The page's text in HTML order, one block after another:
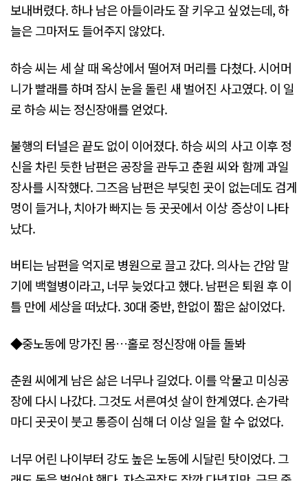
보내버렸다. 하나 남은 아들이라도 잘 키우고 싶었는데, 하
늘은 그마저도 들어주지 않았다.
하승 씨는 세 살 때 옥상에서 떨어져 머리를 다쳤다. 시어머
니가 빨래를 하며 잠시 눈을 돌린 새 벌어진 사고였다. 이 일
로 하승 씨는 정신장애를 얻었다.
불행의 터널은 끝도 없이 이어졌다. 하승 씨의 사고 이후 정
신을 차린 듯한 남편은 공장을 관두고 춘원 씨와 함께 과일
장사를 시작했다. 그즈음 남편은 부딪힌 곳이 없는데도 검게
멍이 들거나, 치아가 빠지는 등 곳곳에서 이상 증상이 나타
났다.
버티는 남편을 억지로 병원으로 끌고 갔다. 의사는 간암 말
기에 백혈병이라고, 너무 늦었다고 했다. 남편은 퇴원 후 이
틀 만에 세상을 떠났다. 30대 중반, 한없이 짧은 삶이었다.
◆중노동에 망가진 몸…홀로 정신장애 아들 돌봐
춘원 씨에게 남은 삶은 너무나 길었다. 이를 악물고 미싱공
장에 다시 나갔다. 그것도 서른여섯 살이 한계였다. 손가락
마디 곳곳이 붓고 통증이 심해 더 이상 일을 할 수 없었다.
너무 어린 나이부터 강도 높은 노동에 시달린 탓이었다. 그